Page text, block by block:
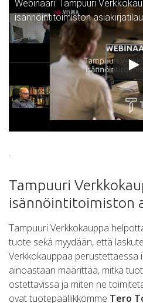
Webinaari: Tampuuri
isännöintitoimiston
Tampuuri
isännöintitoimiston
Tampuuri Verkkokauppa
tuote sekä myydään, että
Verkkokauppaa perustettaessa
ainoastaan määrittää, mitkä
ostettavissa ja miten ne
ovat tuotepäällikkömme Tero